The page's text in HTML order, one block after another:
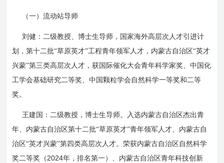
（一）流动站导师
刘健：二级教授、博士生导师，国家海外高层次人才引进计
划，第十二批“草原英才”工程青年领军人才，内蒙古自治区“英才
兴蒙”第三类高层次人才，获国际催化大会青年科学家奖、中国化
工学会基础研究二等奖、中国颗粒学会自然科学一等奖和二等
奖。
王建国：二级教授，博士生导师。入选内蒙古自治区杰出青
年、内蒙古自治区第十二批“草原英才”青年领军人才、内蒙古自
治区“英才兴蒙”第四类高层次人才。荣获内蒙古自治区自然科学
奖二等奖（ 2024年，排名第一）、内蒙古自治区青年科技创新